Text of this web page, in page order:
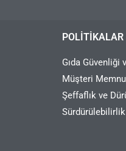
POLITIKALAR
Gıda Güvenliği
Müşteri
Şeffaflık ve